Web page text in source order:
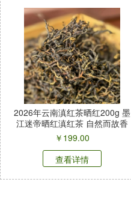
2026年云南滇红茶晒红200g 墨
江迷帝晒红滇红茶 自然而故香
￥ 199.00
查看详情